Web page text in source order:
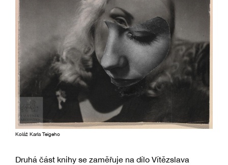
Koláž Karla Teigeho
Druhá část knihy se zaměřuje na dílo Vítězslava